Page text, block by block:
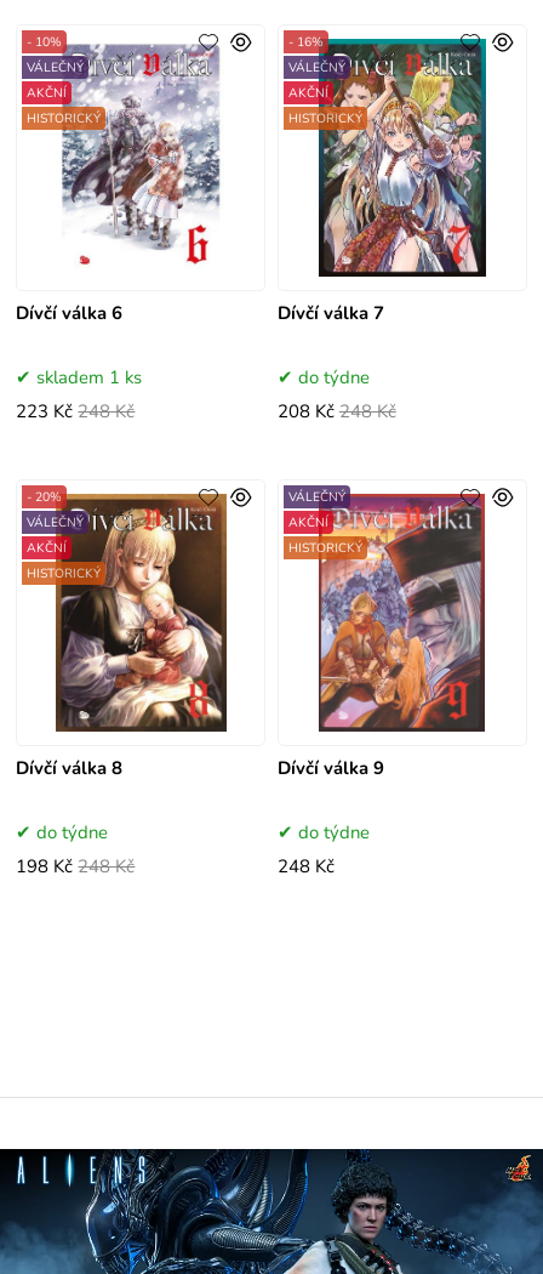
Dívčí válka 6
- 10%
VÁLEČNÝ
AKČNÍ
HISTORICKÝ
skladem 1 ks
223 Kč 248 Kč
Dívčí válka 7
- 16%
VÁLEČNÝ
AKČNÍ
HISTORICKÝ
do týdne
208 Kč 248 Kč
Dívčí válka 8
- 20%
VÁLEČNÝ
AKČNÍ
HISTORICKÝ
do týdne
198 Kč 248 Kč
Dívčí válka 9
VÁLEČNÝ
AKČNÍ
HISTORICKÝ
do týdne
248 Kč